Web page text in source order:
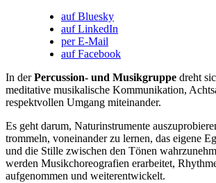
auf Bluesky
auf LinkedIn
per E-Mail
auf Facebook
In derPercussion- und Musikgruppe dreht
meditative musikalische Kommunikation,
respektvollen Umgang miteinander.
Es geht darum, Naturinstrumente
trommeln, voneinander zu lernen, das eigene
und die Stille zwischen den Tönen
werden Musikchoreografien erarbeitet,
aufgenommen und weiterentwickelt.